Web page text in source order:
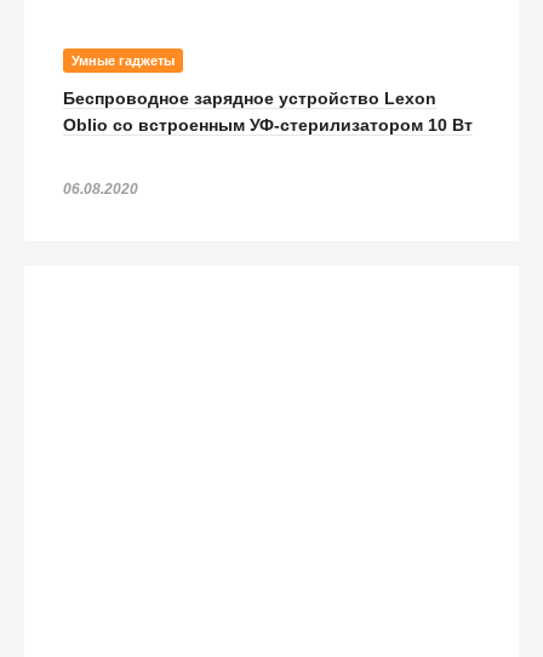
Умные гаджеты
Беспроводное зарядное устройство Lexon
Oblio со встроенным УФ-стерилизатором 10 Вт
06.08.2020